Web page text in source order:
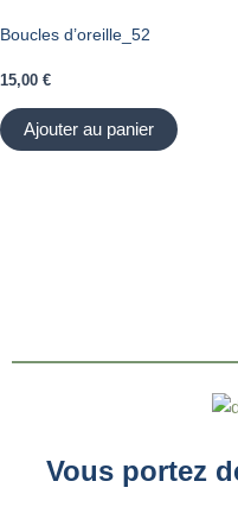
Boucles d’oreille_52
15,00 €
Ajouter au panier
Vous portez